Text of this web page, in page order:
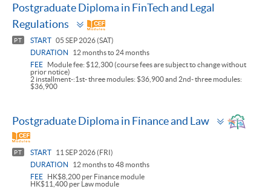
Postgraduate Diploma in FinTech and Legal
Regulations
Toggle
panel
PT START 05 SEP 2026 (SAT)
DURATION
12 months to 24 months
FEE
Module fee: $12,300 (course fees are subject to change without
prior notice)
2 installment-:1st- three modules: $36,900 and 2nd- three modules:
$36,900
Postgraduate Diploma in Finance and Law
Toggle
panel
PT START
11 SEP 2026 (FRI)
DURATION
12 months to 48 months
FEE
HK$8,200 per Finance module
HK$11,400 per Law module